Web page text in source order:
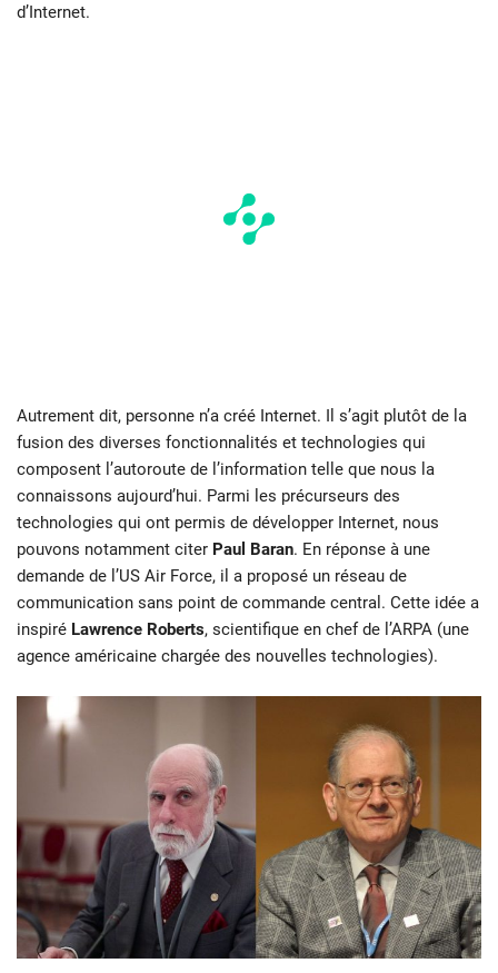
d’Internet.
Autrement dit, personne n’a créé Internet. Il s’agit plutôt de la
fusion des diverses fonctionnalités et technologies qui
composent l’autoroute de l’information telle que nous la
connaissons aujourd’hui. Parmi les précurseurs des
technologies qui ont permis de développer Internet, nous
pouvons notamment citer Paul Baran. En réponse à une
demande de l’US Air Force, il a proposé un réseau de
communication sans point de commande central. Cette idée a
inspiré Lawrence Roberts, scientifique en chef de l’ARPA (une
agence américaine chargée des nouvelles technologies).